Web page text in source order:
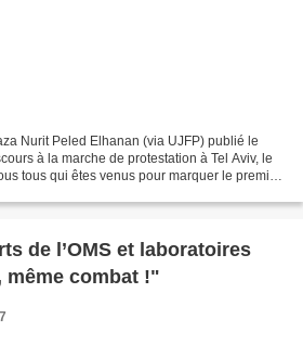
Nurit Peled Elhanan (via UJFP) publié le
à la marche de protestation à Tel Aviv, le
tous qui êtes venus pour marquer le premier
de l’OMS et laboratoires
même combat !"